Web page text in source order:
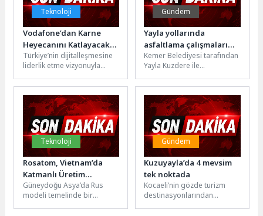
Teknoloji
Vodafone’dan Karne
Heyecanını Katlayacak
Çekiliş Kampanyası
Türkiye’nin dijitalleşmesine
liderlik etme vizyonuyla
gösteren Vodafone, 16 yaş
ve altı çocuklar için karne ve
yaz...
Gündem
Yayla yollarında
asfaltlama çalışmaları
başladı
Kemer Belediyesi tarafından
Yayla Kuzdere ile
yürütülen çalışmalar
kapsamında, yolun daha
güvenli ve...
Teknoloji
Rosatom, Vietnam’da
Katmanlı Üretim
Teknolojileri Merkezi’nin
Kurulmasına Destek
Verecek
Güneydoğu Asya’da Rus
modeli temelinde bir
Gündem
Kuzuyayla’da 4 mevsim
tek noktada
Kocaeli’nin gözde turizm
destinasyonlarından